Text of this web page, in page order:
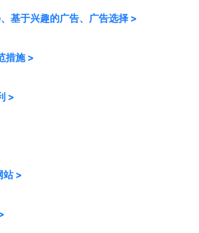
基于兴趣的广告、广告选择 >
措施 >
>
站 >